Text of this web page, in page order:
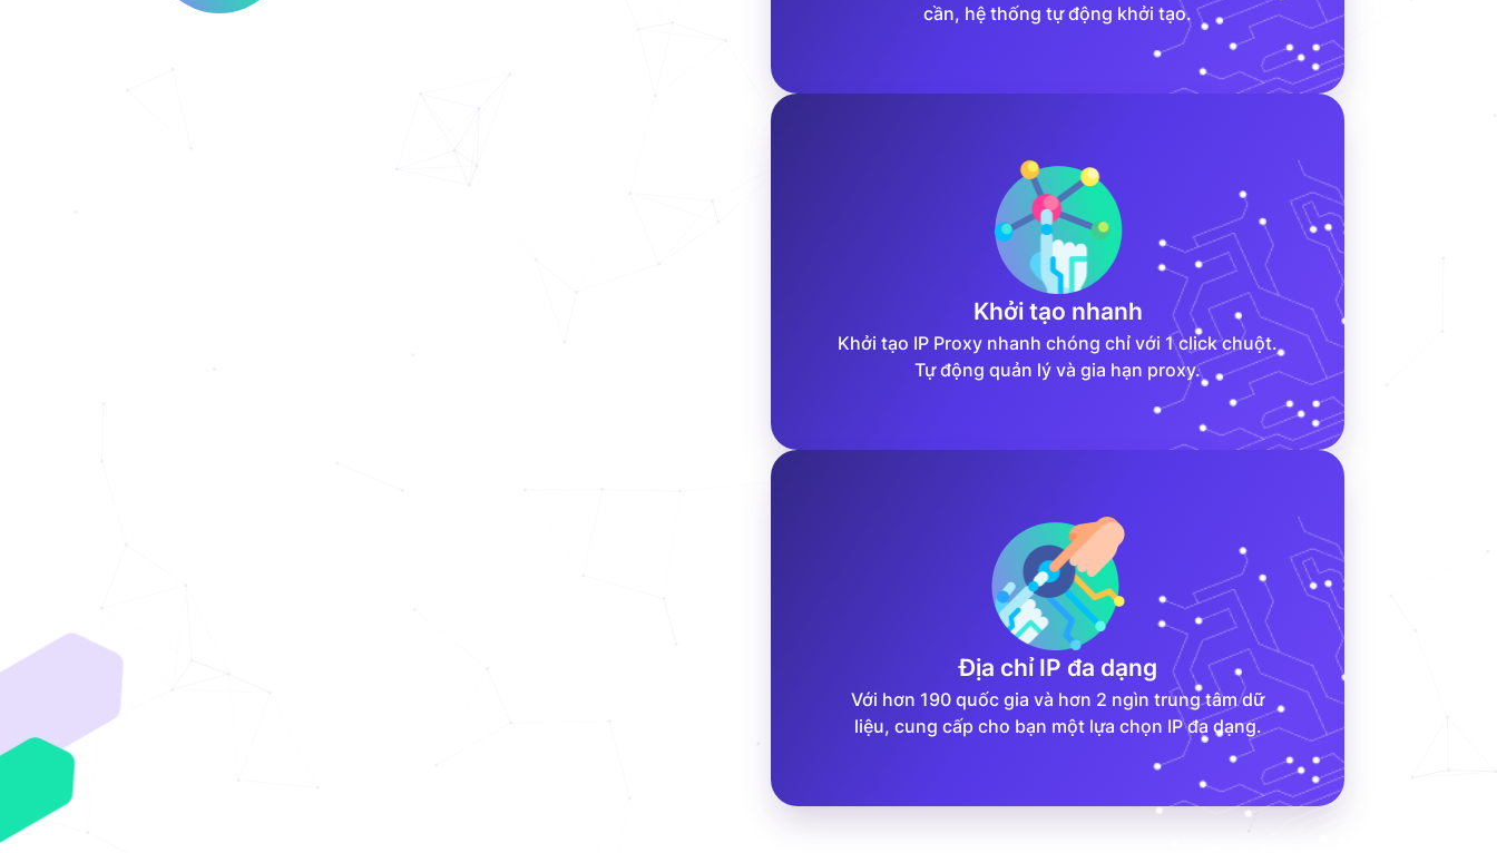
cần, hệ thống tự động khởi tạo.
Khởi tạo nhanh
Khởi tạo IP Proxy nhanh chóng chỉ với 1 click chuột.
Tự động quản lý và gia hạn proxy.
Địa chỉ IP đa dạng
Với hơn 190 quốc gia và hơn 2 ngìn trung tâm dữ
liệu, cung cấp cho bạn một lựa chọn IP đa dạng.